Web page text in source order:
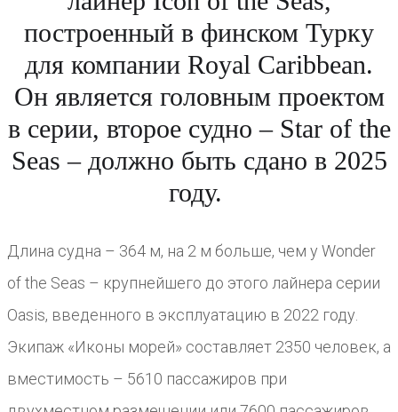
построенный в финском Турку
для компании Royal Caribbean.
Он является головным проектом
в серии, второе судно – Star of the
Seas – должно быть сдано в 2025
году.
Длина судна – 364 м, на 2 м больше, чем у Wonder
of the Seas – крупнейшего до этого лайнера серии
Oasis, введенного в эксплуатацию в 2022 году.
Экипаж «Иконы морей» составляет 2350 человек, а
вместимость – 5610 пассажиров при